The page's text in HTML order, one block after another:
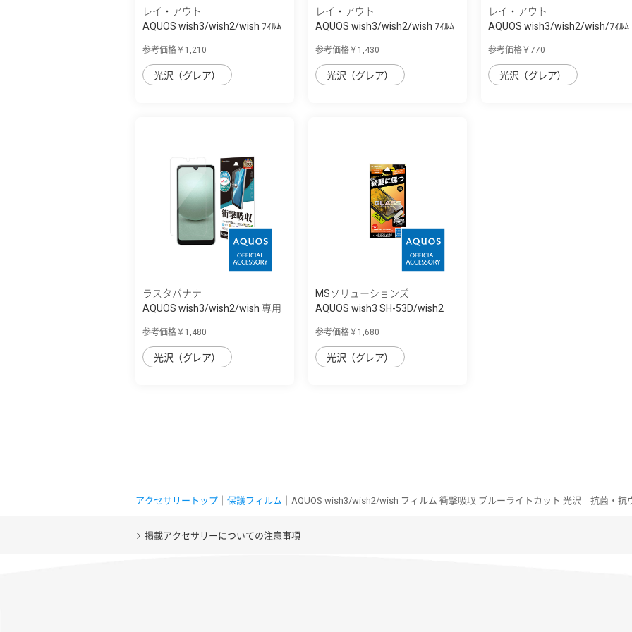
レイ・アウト
AQUOS wish3/wish2/wish ﾌｨﾙﾑ
参考価格￥1,210
光沢（グレア）
レイ・アウト
AQUOS wish3/wish2/wish ﾌｨﾙﾑ
参考価格￥1,430
光沢（グレア）
レイ・アウト
AQUOS wish3/wish2/wish/ﾌｨﾙﾑ
参考価格￥770
光沢（グレア）
ラスタバナナ
AQUOS wish3/wish2/wish 専用
参考価格￥1,480
光沢（グレア）
MSソリューションズ
AQUOS wish3 SH-53D/wish2
参考価格￥1,680
光沢（グレア）
アクセサリートップ 保護フィルム ｜AQUOS wish3/wish2/wish フィルム 衝撃吸収 ブルーライトカット 光沢 抗菌・抗
掲載アクセサリーについての注意事項